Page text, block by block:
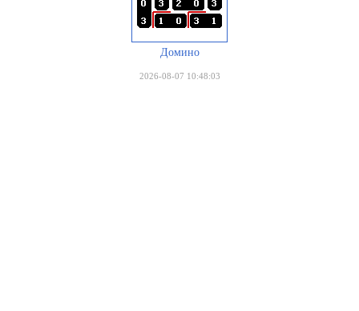
Домино
2026-08-07 10:48:03